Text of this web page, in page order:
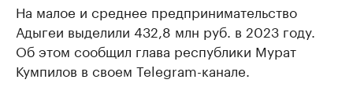
На малое и среднее предпринимательство
Адыгеи выделили 432,8 млн руб. в 2023 году.
Об этом сообщил глава республики Мурат
Кумпилов в своем Telegram-канале.